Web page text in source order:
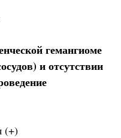
гемангиоме
и отсутствии
(+)